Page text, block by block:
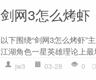
剑网3怎么烤虾
以下围绕“剑网3怎么烤虾”
江湖角色一星英雄理论上
jw3 03-28 0